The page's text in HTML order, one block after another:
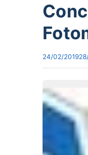
24/02/2019